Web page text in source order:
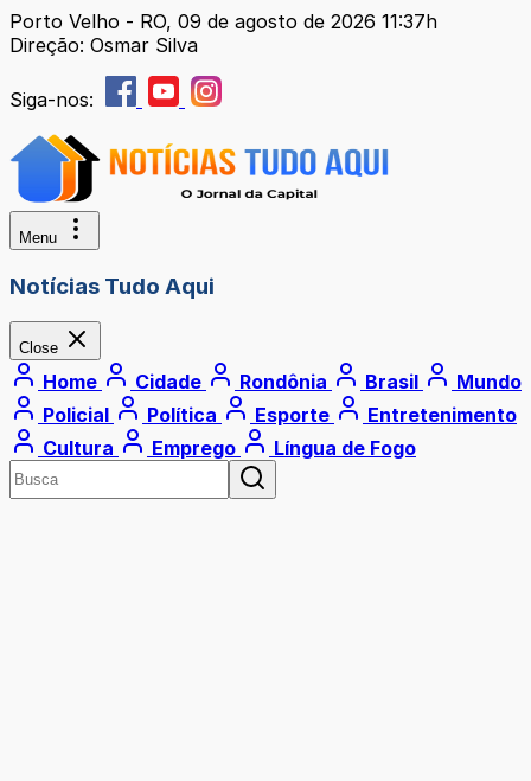
Porto Velho - RO, 09 de agosto de 2026 11:37h
Direção: Osmar Silva
Siga-nos:
Menu
Notícias Tudo Aqui
Close
Home Cidade Rondônia Brasil
Mundo
Policial
Política Esporte
Entretenimento
Cultura
Emprego Língua de Fogo